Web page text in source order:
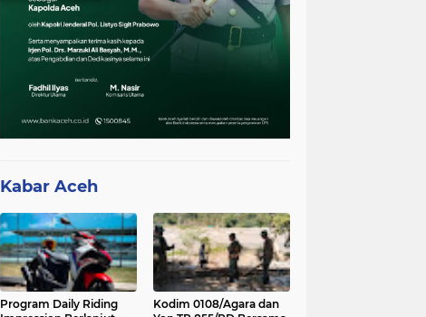
Kabar Aceh
Program Daily Riding
Kodim 0108/Agara dan